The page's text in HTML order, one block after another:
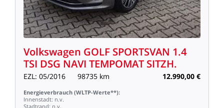
Volkswagen GOLF SPORTSVAN 1.4
TSI DSG NAVI TEMPOMAT SITZH.
EZL: 05/2016 98735 km 12.990,00 €
Energieverbrauch (WLTP-Werte**):
Innenstadt: n.v.
Stadtrand: n.v.